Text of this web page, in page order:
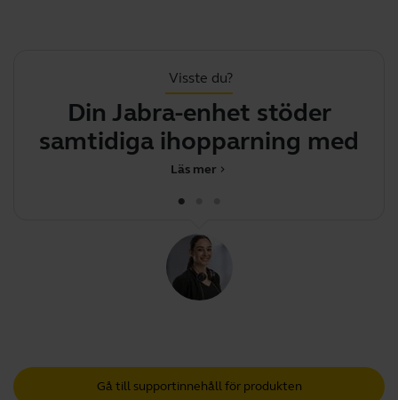
Visste du?
Din Jabra-enhet stöder
samtidiga ihopparning med
fler
Läs mer